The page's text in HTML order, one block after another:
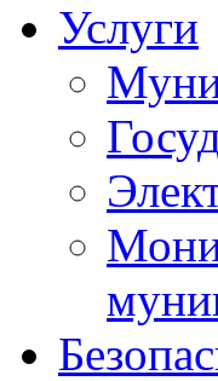
Услуги